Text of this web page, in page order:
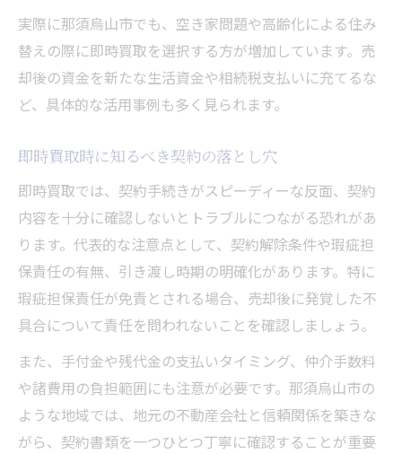
実際に那須烏山市でも、空き家問題や高齢化による住み
替えの際に即時買取を選択する方が増加しています。売
却後の資金を新たな生活資金や相続税支払いに充てるな
ど、具体的な活用事例も多く見られます。
即時買取時に知るべき契約の落とし穴
即時買取では、契約手続きがスピーディーな反面、契約
内容を十分に確認しないとトラブルにつながる恐れがあ
ります。代表的な注意点として、契約解除条件や瑕疵担
保責任の有無、引き渡し時期の明確化があります。特に
瑕疵担保責任が免責とされる場合、売却後に発覚した不
具合について責任を問われないことを確認しましょう。
また、手付金や残代金の支払いタイミング、仲介手数料
や諸費用の負担範囲にも注意が必要です。那須烏山市の
ような地域では、地元の不動産会社と信頼関係を築きな
がら、契約書類を一つひとつ丁寧に確認することが重要